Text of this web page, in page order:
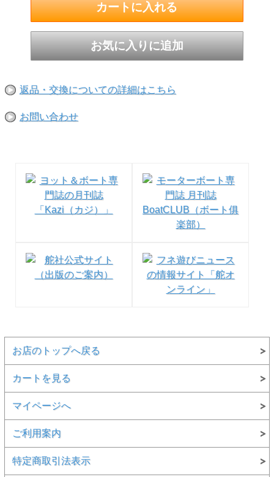
高強度＆低伸度
耐摩耗性に優れた係留ロープ
摩耗に強いため、自己潤滑性に優れているので、ロープの送
切り売り不可
●お取り寄せ商品になります。1週間以内に入荷できない場
合は、改めてご連絡させていただきます
返品・交換についての詳細はこちら
お問い合わせ
お店のトップへ戻る
カートを見る
マイページへ
ご利用案内
特定商取引法表示